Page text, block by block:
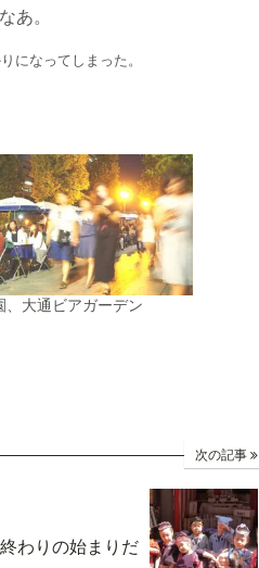
あ。
になってしまった。
、大通ビアガーデン
次の記事
わりの始まりだ